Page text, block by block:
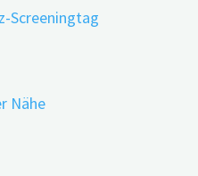
Screeningtag
Nähe